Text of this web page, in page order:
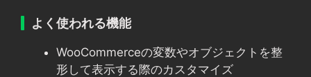
よく使われる機能
WooCommerceの変数やオブジェクトを整
形して表示する際のカスタマイズ